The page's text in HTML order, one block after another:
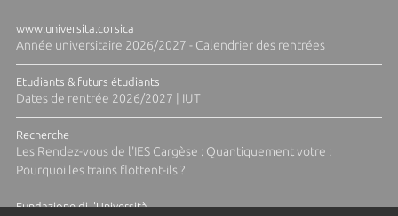
www.universita.corsica
Année universitaire 2026/2027 - Calendrier des rentrées
Etudiants & futurs étudiants
Dates de rentrée 2026/2027 | IUT
Recherche
Les Rendez-vous de l'IES Cargèse : Quantiquement votre :
Pourquoi les trains flottent-ils ?
Fundazione di l'Università